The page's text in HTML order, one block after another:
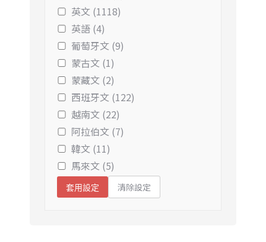
英文 (1118)
英語 (4)
葡萄牙文 (9)
蒙古文 (1)
蒙藏文 (2)
西班牙文 (122)
越南文 (22)
阿拉伯文 (7)
韓文 (11)
馬來文 (5)
套用設定 清除設定